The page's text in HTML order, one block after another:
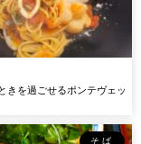
きを過ごせるポンテヴェッ
そば